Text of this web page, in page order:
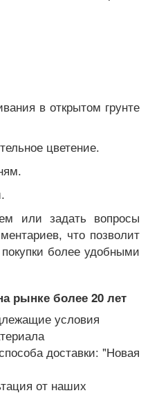
в открытом грунте
цветение.
или задать вопросы
что позволит
более удобными
рынке более 20 лет
условия
доставки: "Новая
от наших